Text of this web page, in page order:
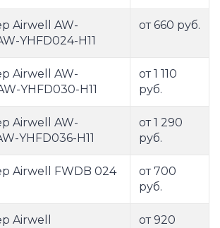
Airwell AW-
YHFD024-H11
от 660 руб.
Airwell AW-
YHFD030-H11
от 1 110
руб.
Airwell AW-
YHFD036-H11
от 1 290
руб.
Airwell FWDB 024
от 700
руб.
Airwell
от 920